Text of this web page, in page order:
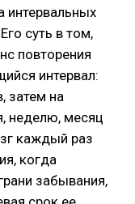
интервальных
суть в том,
повторения
интервал:
затем на
неделю, месяц
каждый раз
когда
забывания,